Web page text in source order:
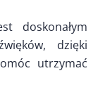
doskonałym
dzięki
utrzymać